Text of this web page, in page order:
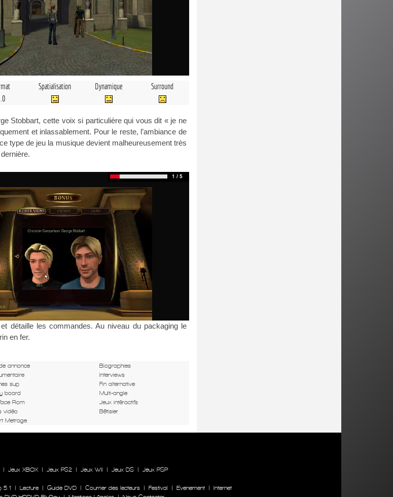
Spatialisation Dynamique
Surround
Stobbart, cette voix si particulière qui vous dit « je ne
et inlassablement. Pour le reste, l’ambiance de
type de jeu la musique devient malheureusement très
détaille les commandes. Au niveau du packaging le
en fer.
annonce
Biographies
Interviews
sup
Fin alternative
board
Multi-angle
Rom
Jeux intéractifs
vidéo
Bêtisier
Metrage
| Jeux XBOX | Jeux PS2 | Jeux WII | Jeux DS |
Jeux PSP
5.1 | Lecture | Guide DVD | Courrier des lecteurs | Festival | Evenement |
Internet